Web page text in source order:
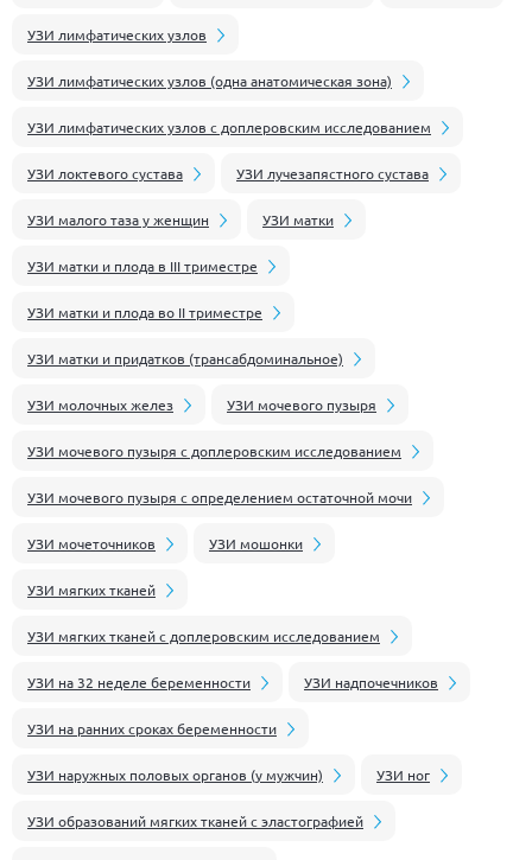
УЗИ лимфатических узлов
УЗИ лимфатических узлов (одна анатомическая зона)
УЗИ лимфатических узлов с доплеровским исследованием
УЗИ локтевого сустава УЗИ лучезапястного сустава
УЗИ малого таза у женщин УЗИ матки
УЗИ матки и плода в III триместре
УЗИ матки и плода во II триместре
УЗИ матки и придатков (трансабдоминальное)
УЗИ молочных желез УЗИ мочевого пузыря
УЗИ мочевого пузыря с доплеровским исследованием
УЗИ мочевого пузыря с определением остаточной мочи
УЗИ мочеточников УЗИ мошонки
УЗИ мягких тканей
УЗИ мягких тканей с доплеровским исследованием
УЗИ на 32 неделе беременности УЗИ надпочечников
УЗИ на ранних сроках беременности
УЗИ наружных половых органов (у мужчин) УЗИ ног
УЗИ образований мягких тканей с эластографией